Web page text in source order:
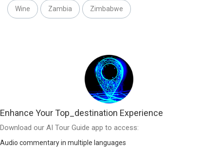
Wine Zambia Zimbabwe
Enhance Your Top_destination Experience
Download our AI Tour Guide app to access:
Audio commentary in multiple languages